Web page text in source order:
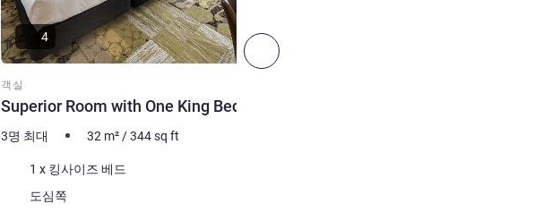
다음 - 객실
객실
Superior Room with One King Bed
4
3명 최대 32 m² /344sq ft
1 x 킹사이즈 베드
도심쪽